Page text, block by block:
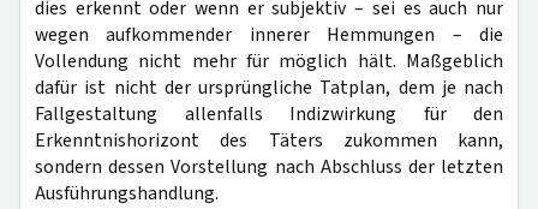
dies erkennt oder wenn er subjektiv – sei es auch nur
wegen aufkommender innerer Hemmungen – die
Vollendung nicht mehr für möglich hält. Maßgeblich
dafür ist nicht der ursprüngliche Tatplan, dem je nach
Fallgestaltung allenfalls Indizwirkung für den
Erkenntnishorizont des Täters zukommen kann,
sondern dessen Vorstellung nach Abschluss der letzten
Ausführungshandlung.